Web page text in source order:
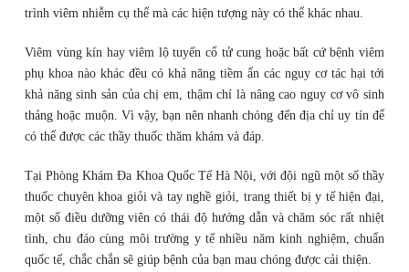
trình viêm nhiễm cụ thể mà các hiện tượng này có thể khác nhau.
Viêm vùng kín hay viêm lộ tuyến cổ tử cung hoặc bất cứ bệnh viêm
phụ khoa nào khác đều có khả năng tiềm ẩn các nguy cơ tác hại tới
khả năng sinh sản của chị em, thậm chí là nâng cao nguy cơ vô sinh
thảng hoặc muộn. Vì vậy, bạn nên nhanh chóng đến địa chỉ uy tín để
có thể được các thầy thuốc thăm khám và đáp.
Tại Phòng Khám Đa Khoa Quốc Tế Hà Nội, với đội ngũ một số thầy
thuốc chuyên khoa giỏi và tay nghề giỏi, trang thiết bị y tế hiện đại,
một số điều dưỡng viên có thái độ hướng dẫn và chăm sóc rất nhiệt
tình, chu đáo cùng môi trường y tế nhiều năm kinh nghiệm, chuẩn
quốc tế, chắc chắn sẽ giúp bệnh của bạn mau chóng được cải thiện.